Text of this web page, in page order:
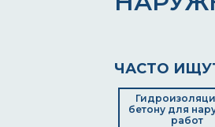
ЧАСТО
бетону для
работ